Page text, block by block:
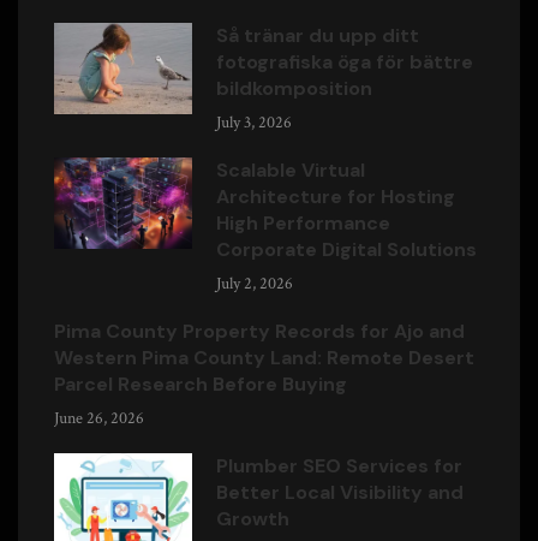
Så tränar du upp ditt
fotografiska öga för bättre
bildkomposition
July 3, 2026
Scalable Virtual
Architecture for Hosting
High Performance
Corporate Digital Solutions
July 2, 2026
Pima County Property Records for Ajo and
Western Pima County Land: Remote Desert
Parcel Research Before Buying
June 26, 2026
Plumber SEO Services for
Better Local Visibility and
Growth